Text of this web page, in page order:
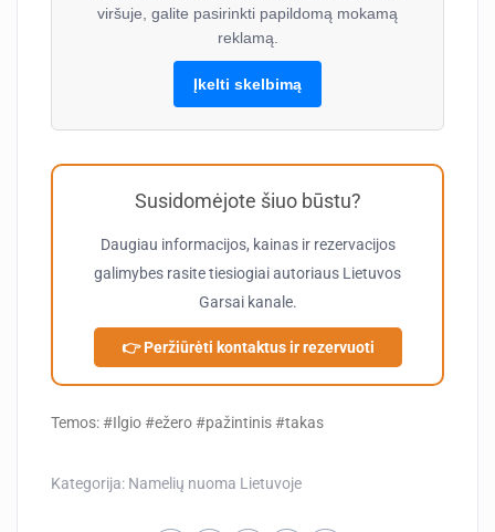
viršuje, galite pasirinkti papildomą mokamą
reklamą.
Įkelti skelbimą
Susidomėjote šiuo būstu?
Daugiau informacijos, kainas ir rezervacijos
galimybes rasite tiesiogiai autoriaus Lietuvos
Garsaikanale.
👉 Peržiūrėti kontaktus ir rezervuoti
Temos: #Ilgio #ežero #pažintinis #takas
Kategorija: Namelių nuoma Lietuvoje